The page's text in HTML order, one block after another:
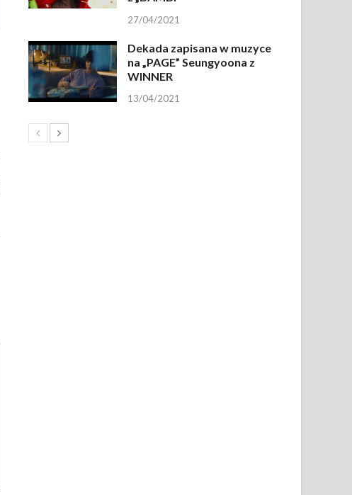
27/04/2021
Dekada zapisana w muzyce
na „PAGE” Seungyoona z
WINNER
13/04/2021